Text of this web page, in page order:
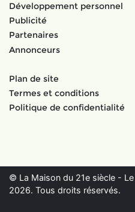
Développement personnel
Publicité
Partenaires
Annonceurs
Plan de site
Termes et conditions
Politique de confidentialité
© La Maison du 21e siècle -
2026. Tous droits réservés.